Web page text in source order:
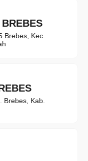
Brebes, Kec.
Brebes, Kab.